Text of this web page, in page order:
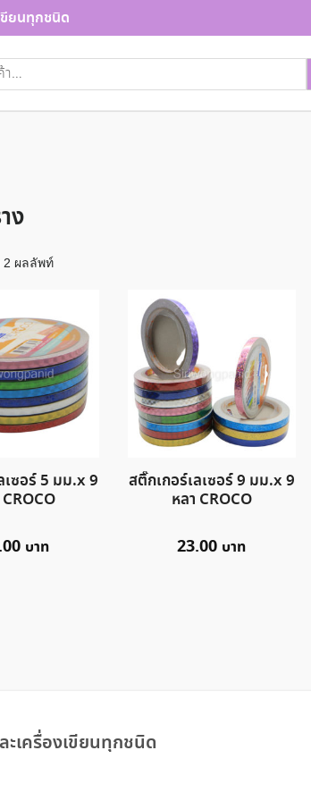
ยนทุกชนิด
ง
2 ผลลัพท์
เซอร์ 5 มม.x 9
สติ๊กเกอร์เลเซอร์ 9 มม.x 9
หลา CROCO
23.00
เครื่องเขียนทุกชนิด